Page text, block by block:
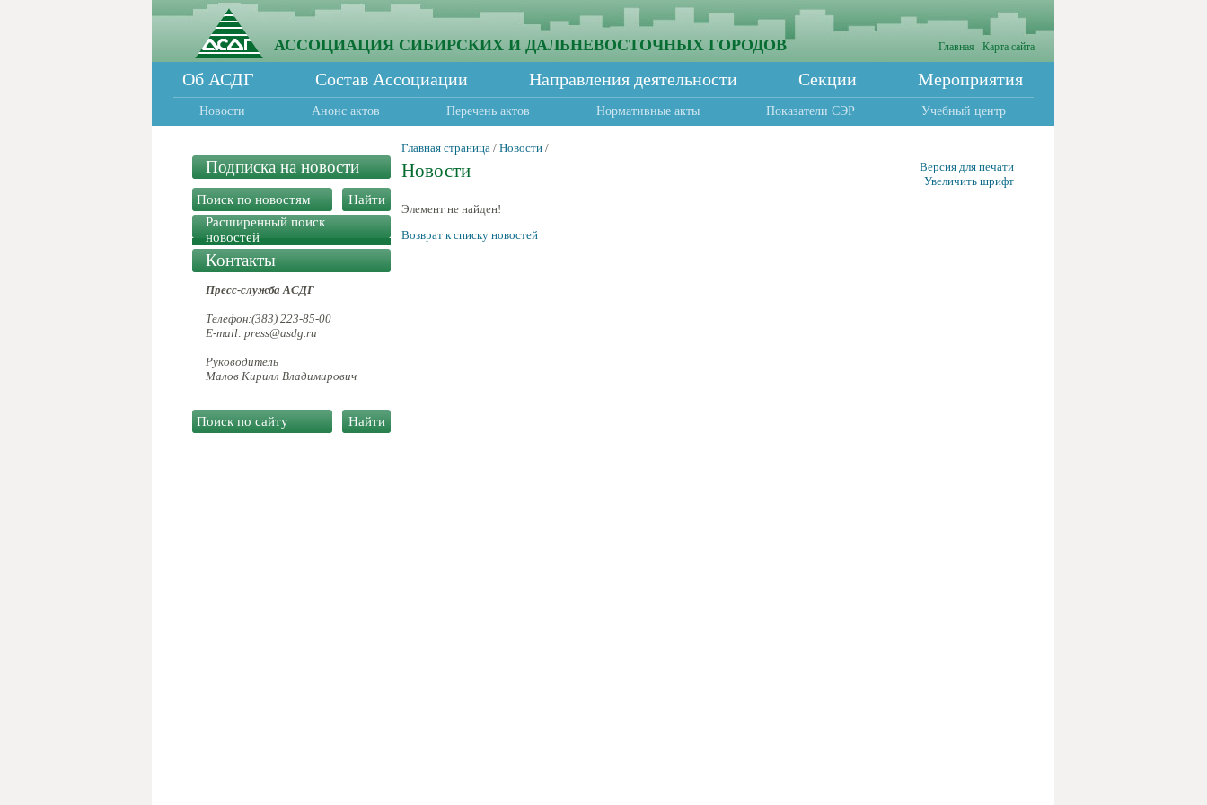
АССОЦИАЦИЯ СИБИРСКИХ И ДАЛЬНЕВОСТОЧНЫХ ГОРОДОВ Главная Карта сайта
Об АСДГ Состав Ассоциации Направления деятельности Секции Мероприятия
Новости Анонс актов Перечень актов Нормативные акты Показатели СЭР Учебный центр
Подписка на новости
Расширенный поиск
новостей
Контакты
Пресс-служба АСДГ
Телефон:(383) 223-85-00
E-mail: press@asdg.ru
Руководитель
Малов Кирилл Владимирович
Главная страница / Новости /
Новости
Версия для печати
Увеличить шрифт
Элемент не найден!
Возврат к списку новостей